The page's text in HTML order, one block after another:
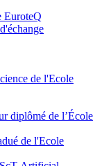
EuroteQ
de l'Ecole
diplômé de l’École
de l'Ecole